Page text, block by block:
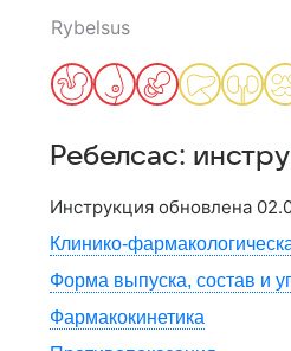
Rybelsus
Ребелсас:
Инструкция обновлена
Клинико-
Форма выпуска, состав и
Фармакокинетика